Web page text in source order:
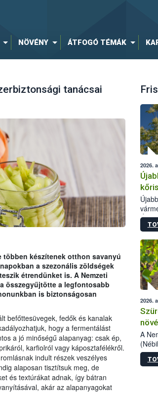
NÖVÉNY ÁTFOGÓ TÉMÁK
tanácsai
többen készítenek otthon savanyú
a szezonális zöldségek
étrendünket is. A Nemzeti
összegyűjtötte a legfontosabb
is biztonságosan
befőttesüvegek, fedők és kanalak
hogy a fermentálást
a jó minőségű alapanyag: csak ép,
karfiolról vagy káposztafélékről.
indult részek veszélyes
alaposan tisztítsuk meg, de
és textúrákat adnak, így bátran
akár az alapanyagokat
2026.
2026.
A